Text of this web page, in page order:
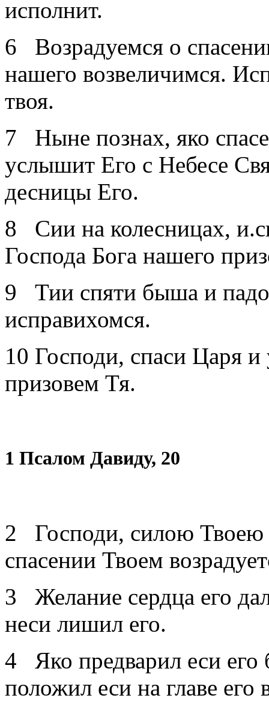
исполнит.
6 Возрадуемся о
нашего возвеличимся.
твоя.
7 Ныне познах, яко
услышит Его с Небесе
десницы Его.
8 Сии на колесницах,
Господа Бога нашего
9 Тии спяти быша и
исправихомся.
10 Господи, спаси Царя
призовем Тя.
1 Псалом Давиду, 20
2 Господи, силою Твоею
спасении Твоем
3 Желание сердца его
неси лишил его.
4 Яко предварил еси его
положил еси на главе его